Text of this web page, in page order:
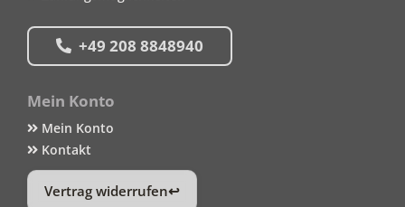
+49 208 8848940
Mein Konto
Mein Konto
Kontakt
Vertrag widerrufen